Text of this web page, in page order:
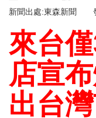
新聞出處:東森新聞
來台
店宣
出台